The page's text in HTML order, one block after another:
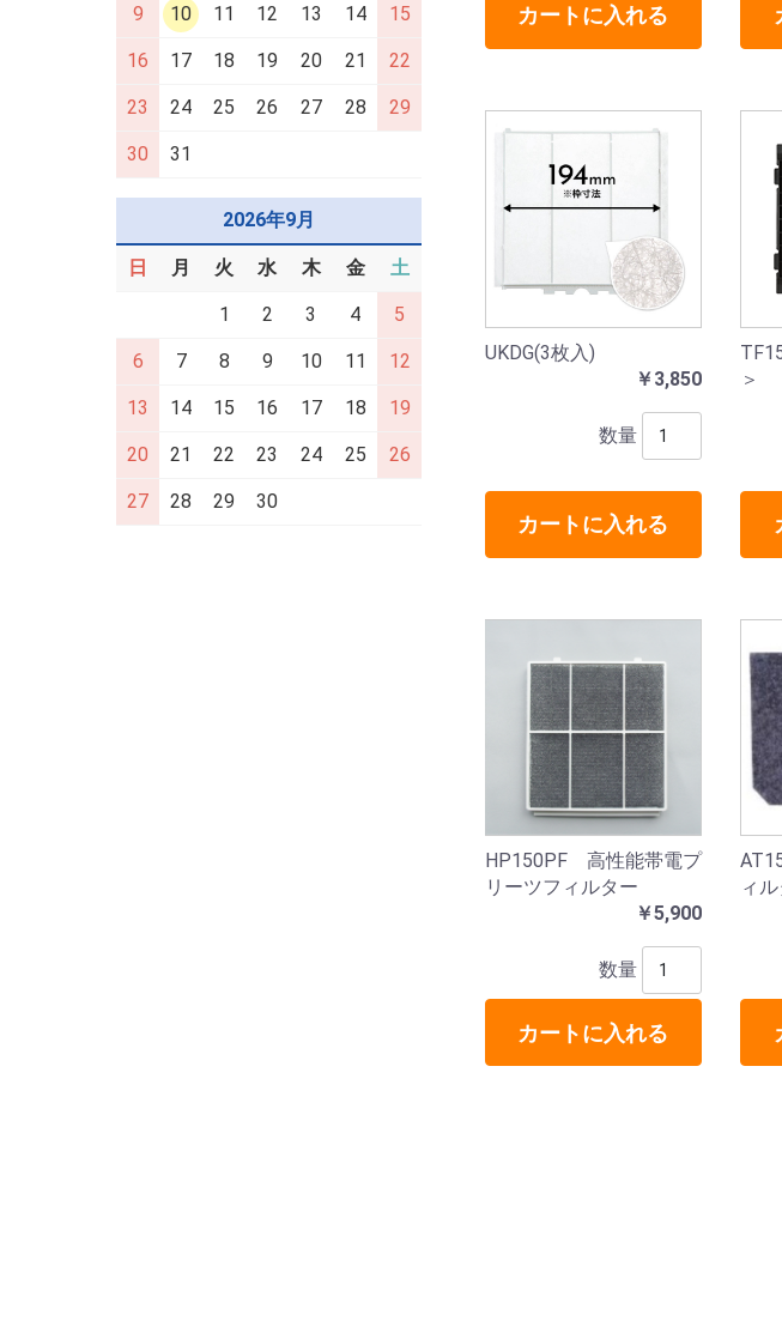
9 10 11 12 13 14 15
16 17 18 19 20 21 22
23 24 25 26 27 28 29
30 31
2026年9月
日 月 火 水 木 金 土
1 2 3 4 5
6 7 8 9 10 11 12
13 14 15 16 17 18 19
20 21 22 23 24 25 26
27 28 29 30
カートに入れる
UKDG(3枚入)
￥3,850
数量
カートに入れる
＞
HP150PF 高性能帯電プ
リーツフィルター
￥5,900
数量
カートに入れる
ィ